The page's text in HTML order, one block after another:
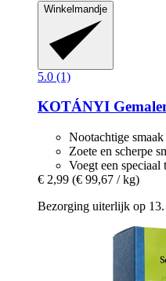
Winkelmandje
5.0 (1)
KOTÁNYI
Nootachtige smaak
Zoete en scherpe
Voegt een speciaal
€ 2,99 (€ 99,67 / kg)
Bezorging uiterlijk op 13.